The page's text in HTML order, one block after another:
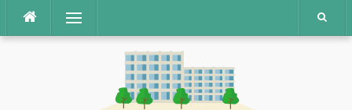
テ
メニュー